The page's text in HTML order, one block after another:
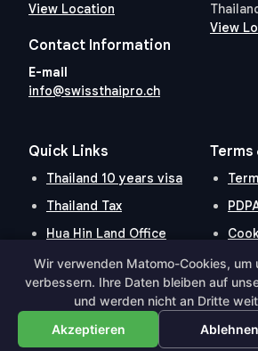
View Location
View
Contact Information
E-mail
info@swissthaipro.ch
Quick Links
Thailand 10 years visa
Thailand Tax
Hua Hin Land Office
Terms
Wir verwenden Matomo-Cookies, um
verbessern. Ihre Daten bleiben auf
und werden nicht an Dritte
Akzeptieren
Ablehnen
Hosted and Developed by Hosting-
exPub.Net